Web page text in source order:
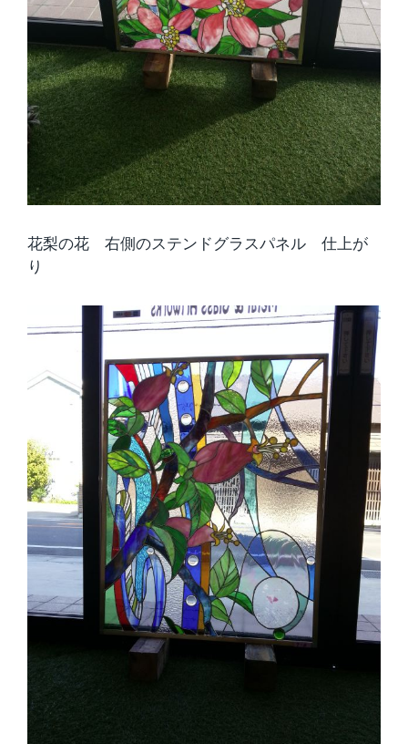
花梨の花 右側のステンドグラスパネル 仕上が
り